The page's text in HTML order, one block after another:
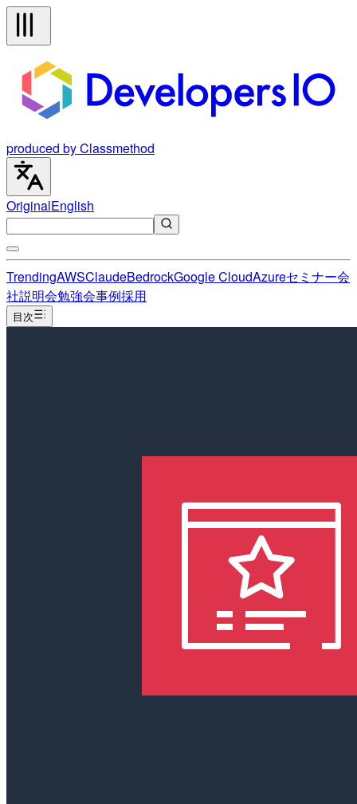
produced by Classmethod
OriginalEnglish
TrendingAWSClaudeBedrockGoogle CloudAzureセミナー会
社説明会勉強会事例採用
目次